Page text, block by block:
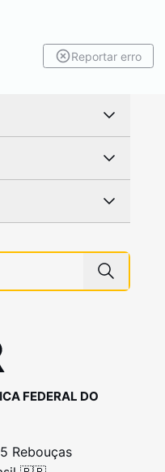
Reportar erro
FEDERAL DO
Rebouças